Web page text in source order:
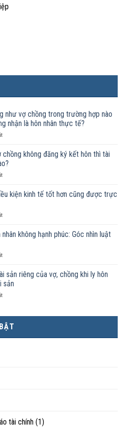
như vợ chồng trong trường hợp nào
nhận là hôn nhân thực tế?
ở
nữ
sống
chung
như
chồng
hợp
được
công
là
hôn
chồng không đăng ký kết hôn thì tài
ở
chung
chồng
đăng
hôn
tài
sản
như
nào?
kiện kinh tế tốt hơn cũng được trực
ở
phải
điều
kinh
tế
hơn
trực
tiếp
nuôi
không hạnh phúc: Góc nhìn luật
ở
ly
hôn
khi
hôn
hạnh
phúc:
Góc
sản riêng của vợ, chồng khi ly hôn
sản
ở
tài
sản
chấptài chính (1)